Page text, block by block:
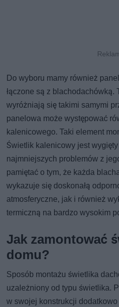
Do wyboru mamy również
łączone są z blachodachówką.
wyróżniają się takimi samymi
panelowa może występować
kalenicowego. Taki element
Świetlik kalenicowy jest
najmniejszych problemów z
pamiętać o tym, że każda
wykazuje się doskonałą
atmosferyczne, jak i również
termiczną na bardzo wysokim
Jak zamontować
domu?
Sposób montażu świetlika
uzależniony od typu świetlika.
w swojej konstrukcji